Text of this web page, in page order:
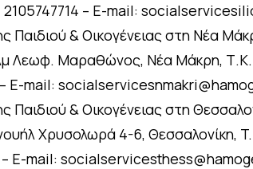
2105747714 – E-mail:
Παιδιού & Οικογένειας στη Νέα
Λεωφ. Μαραθώνος, Νέα Μάκρη,
– E-mail:
Παιδιού & Οικογένειας στη
Χρυσολωρά 4-6, Θεσσαλονίκη,
– E-mail: